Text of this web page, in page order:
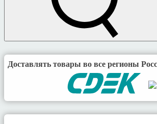
Доставлять товары во все регионы